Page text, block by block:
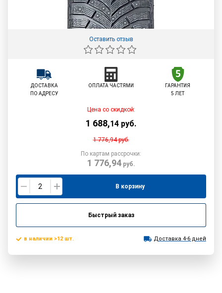
Оставить отзыв
ДОСТАВКА
ПО АДРЕСУ
ОПЛАТА ЧАСТЯМИ
ГАРАНТИЯ
5 ЛЕТ
Цена со скидкой:
1 688,14 руб.
1 776,94руб.
По картам рассрочки:
1 776,94руб.
В корзину
Быстрый заказ
в наличии >12 шт. Доставка 4-6 дней